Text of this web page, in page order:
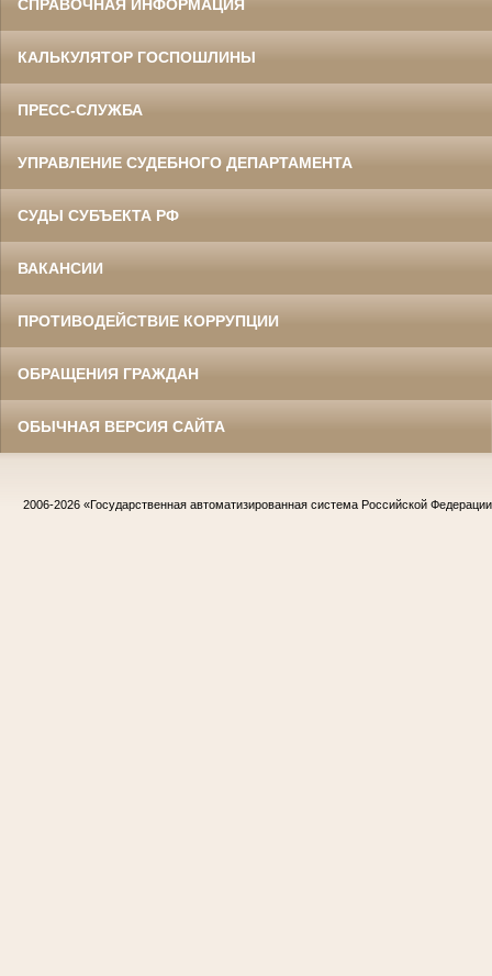
СПРАВОЧНАЯ ИНФОРМАЦИЯ
КАЛЬКУЛЯТОР ГОСПОШЛИНЫ
ПРЕСС-СЛУЖБА
УПРАВЛЕНИЕ СУДЕБНОГО ДЕПАРТАМЕНТА
СУДЫ СУБЪЕКТА РФ
ВАКАНСИИ
ПРОТИВОДЕЙСТВИЕ КОРРУПЦИИ
ОБРАЩЕНИЯ ГРАЖДАН
ОБЫЧНАЯ ВЕРСИЯ САЙТА
2006-2026 «Государственная автоматизированная система Российской